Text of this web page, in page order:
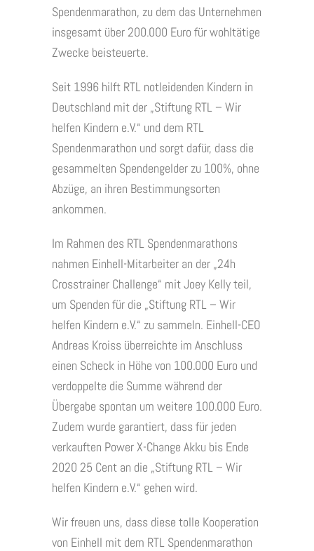
Spendenmarathon, zu dem das Unternehmen
insgesamt über 200.000 Euro für wohltätige
Zwecke beisteuerte.
Seit 1996 hilft RTL notleidenden Kindern in
Deutschland mit der „Stiftung RTL – Wir
helfen Kindern e.V.“ und dem RTL
Spendenmarathon und sorgt dafür, dass die
gesammelten Spendengelder zu 100%, ohne
Abzüge, an ihren Bestimmungsorten
ankommen.
Im Rahmen des RTL Spendenmarathons
nahmen Einhell-Mitarbeiter an der „24h
Crosstrainer Challenge“ mit Joey Kelly teil,
um Spenden für die „Stiftung RTL – Wir
helfen Kindern e.V.“ zu sammeln. Einhell-CEO
Andreas Kroiss überreichte im Anschluss
einen Scheck in Höhe von 100.000 Euro und
verdoppelte die Summe während der
Übergabe spontan um weitere 100.000 Euro.
Zudem wurde garantiert, dass für jeden
verkauften Power X-Change Akku bis Ende
2020 25 Cent an die „Stiftung RTL – Wir
helfen Kindern e.V.“ gehen wird.
Wir freuen uns, dass diese tolle Kooperation
von Einhell mit dem RTL Spendenmarathon